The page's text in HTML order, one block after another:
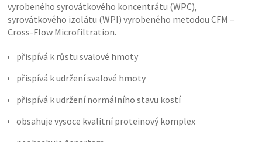
vyrobeného syrovátkového koncentrátu (WPC),
syrovátkového izolátu (WPI) vyrobeného metodou CFM –
Cross-Flow Microfiltration.
přispívá k růstu svalové hmoty
přispívá k udržení svalové hmoty
přispívá k udržení normálního stavu kostí
obsahuje vysoce kvalitní proteinový komplex